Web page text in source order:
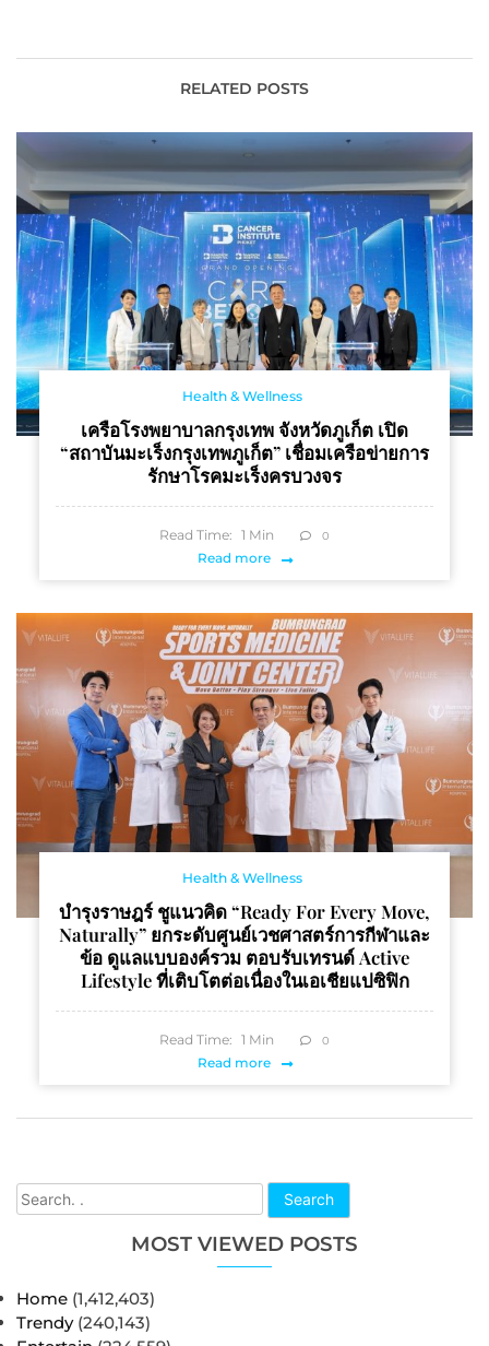
Search
MOST VIEWED POSTS
Home (1,412,403)
Trendy (240,143)
ฉบับเอาใจเด็ก
นับเป็นส่วนหนึ่งของการส่ง
เสริมแผนการเติบโตของ
RELATED POSTS
Health & Wellness
เครือโรงพยาบาลกรุงเทพ จังหวัดภูเก็ต เปิด
“สถาบันมะเร็งกรุงเทพภูเก็ต” เชื่อมเครือข่ายการ
รักษาโรคมะเร็งครบวงจร
Read Time: 1 Min 0
Read more
Health & Wellness
บำรุงราษฎร์ ชูแนวคิด “Ready For Every Move,
Naturally” ยกระดับศูนย์เวชศาสตร์การกีฬาและ
ข้อ ดูแลแบบองค์รวม ตอบรับเทรนด์ Active
Lifestyle ที่เติบโตต่อเนื่องในเอเชียแปซิฟิก
Read Time: 1 Min 0
Read more